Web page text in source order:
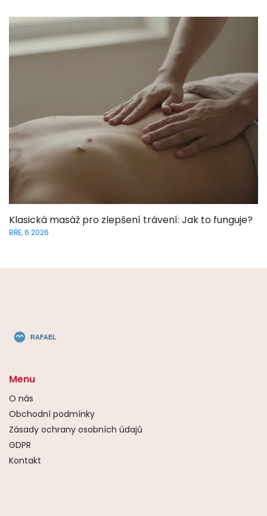
Klasická masáž pro zlepšení trávení: Jak to funguje?
BŘE, 6 2026
Menu
O nás
Obchodní podmínky
Zásady ochrany osobních údajů
GDPR
Kontakt